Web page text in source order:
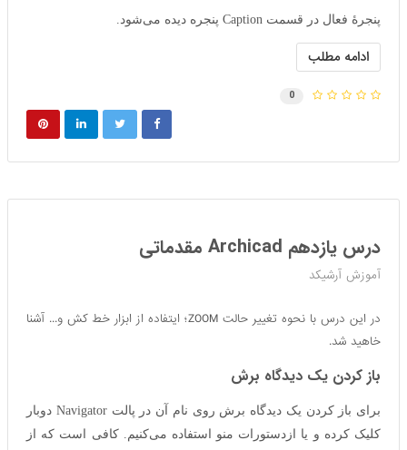
پنجرهٔ فعال در قسمت Caption پنجره دیده می‌شود.
ادامه مطلب
0
درس یازدهم Archicad مقدماتی
آموزش آرشیکد
در این درس با نحوه تغییر حالت ZOOM؛ ایتفاده از ابزار خط کش و... آشنا
خاهید شد.
باز کردن یک دیدگاه برش
برای باز کردن یک دیدگاه برش روی نام آن در پالت Navigator دوبار
کلیک کرده و یا ازدستورات منو استفاده می‌کنیم. کافی است که از